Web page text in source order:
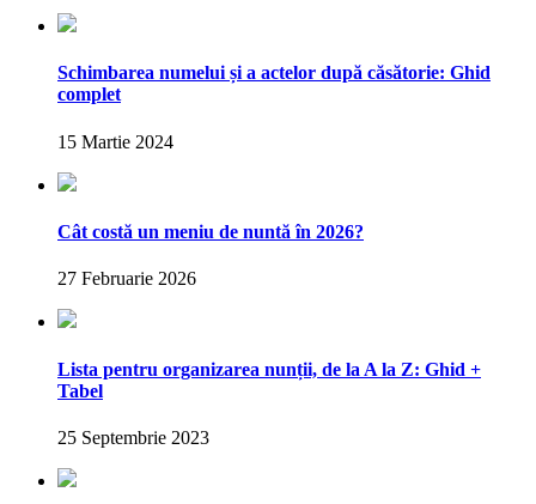
Schimbarea numelui și a actelor după căsătorie: Ghid
complet
15 Martie 2024
Cât costă un meniu de nuntă în 2026?
27 Februarie 2026
Lista pentru organizarea nunții, de la A la Z: Ghid +
Tabel
25 Septembrie 2023